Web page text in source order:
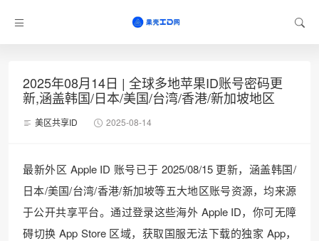
2025年08月14日 | 全球多地苹果ID账号密码更
新,涵盖韩国/日本/美国/台湾/香港/新加坡地区
美区共享ID 2025-08-14
最新外区 Apple ID 账号已于 2025/08/15 更新，涵盖韩国/
日本/美国/台湾/香港/新加坡等五大地区账号资源，均来源
于公开共享平台。通过登录这些海外 Apple ID，你可无障
碍切换 App Store 区域，获取国服无法下载的独家 App，